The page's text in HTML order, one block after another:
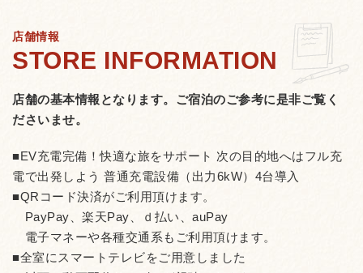
店舗情報
店舗の基本情報となります。 ご宿泊のご参考に是非ご覧く
ださいませ。
■EV充電完備！快適な旅をサポート 次の目的地へはフル充
電で出発しよう 普通充電設備（出力6kW）4台導入
■QRコード決済がご利用頂けます。
PayPay、楽天Pay、ｄ払い、auPay
電子マネーや各種交通系もご利用頂けます。
■全室にスマートテレビをご用意しました